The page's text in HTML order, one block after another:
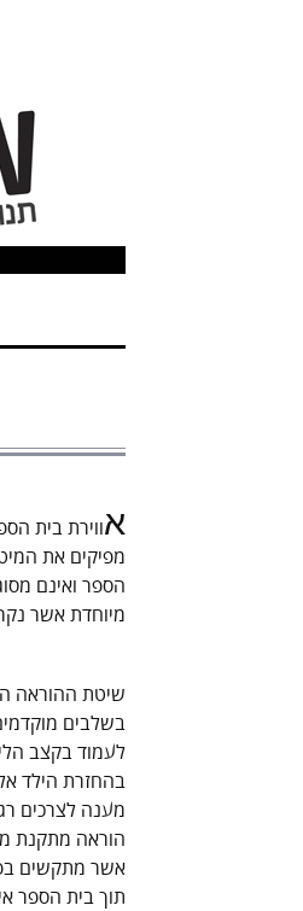
אווירת בית
מפיקים את
הספר ואינם
מיוחדת אשר
שיטת ההוראה
בשלבים
לעמוד בקצב
בהחזרת הילד
מענה לצרכים
הוראה מתקנת
אשר מתקשים
תוך בית הספר